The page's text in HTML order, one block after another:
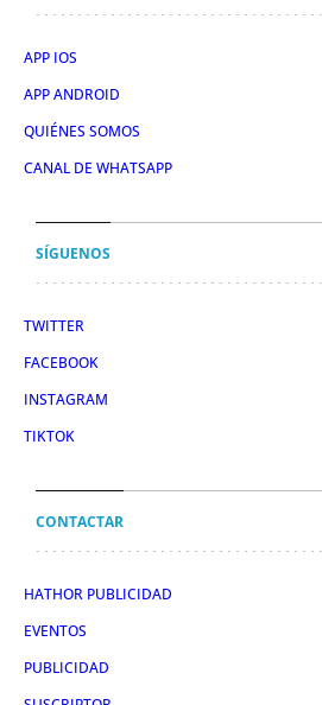
APP IOS
APP ANDROID
QUIÉNES SOMOS
CANAL DE WHATSAPP
SÍGUENOS
TWITTER
FACEBOOK
INSTAGRAM
TIKTOK
CONTACTAR
HATHOR PUBLICIDAD
EVENTOS
PUBLICIDAD